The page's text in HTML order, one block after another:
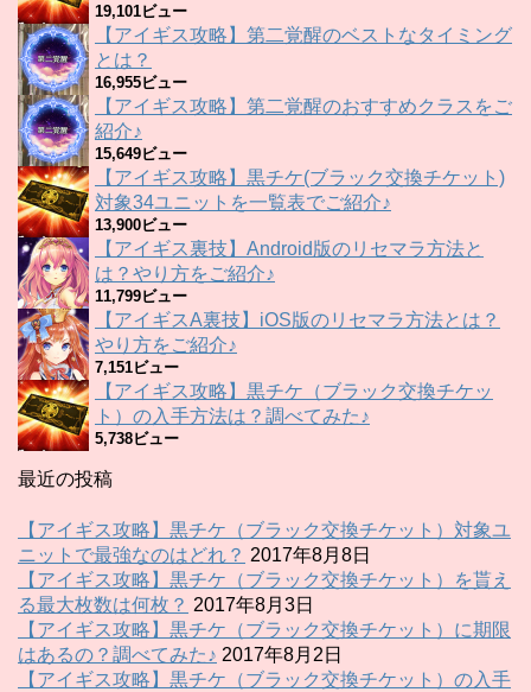
19,101ビュー
【アイギス攻略】第二覚醒のベストなタイミング
とは？
16,955ビュー
【アイギス攻略】第二覚醒のおすすめクラスをご
紹介♪
15,649ビュー
【アイギス攻略】黒チケ(ブラック交換チケット)
対象34ユニットを一覧表でご紹介♪
13,900ビュー
【アイギス裏技】Android版のリセマラ方法と
は？やり方をご紹介♪
11,799ビュー
【アイギスA裏技】iOS版のリセマラ方法とは？
やり方をご紹介♪
7,151ビュー
【アイギス攻略】黒チケ（ブラック交換チケッ
ト）の入手方法は？調べてみた♪
5,738ビュー
最近の投稿
【アイギス攻略】黒チケ（ブラック交換チケット）対象ユ
ニットで最強なのはどれ？ 2017年8月8日
【アイギス攻略】黒チケ（ブラック交換チケット）を貰え
る最大枚数は何枚？ 2017年8月3日
【アイギス攻略】黒チケ（ブラック交換チケット）に期限
はあるの？調べてみた♪ 2017年8月2日
【アイギス攻略】黒チケ（ブラック交換チケット）の入手